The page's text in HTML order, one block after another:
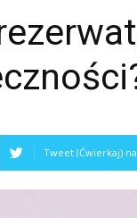
Tweet (Ćwierkaj)